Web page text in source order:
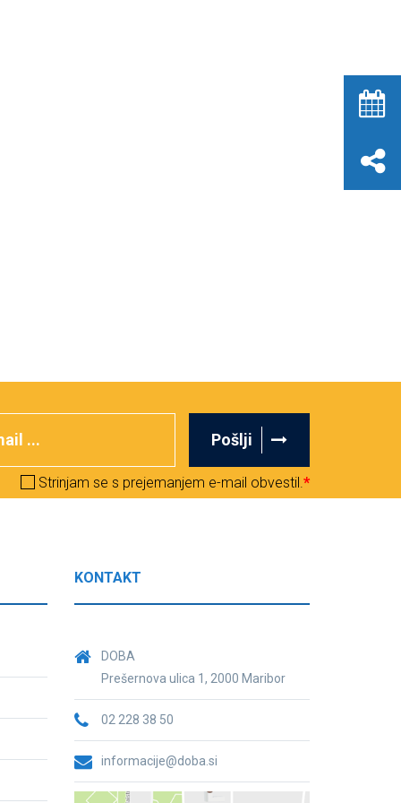
Pošlji
Strinjam se s prejemanjem e-mail obvestil.*
KONTAKT
DOBA
Prešernova ulica 1, 2000 Maribor
02 228 38 50
informacije@doba.si